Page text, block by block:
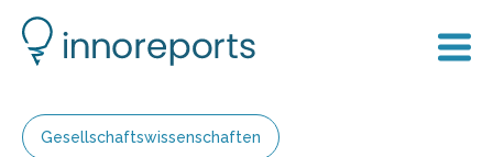
Gesellschaftswissenschaften